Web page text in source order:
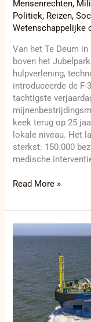
Mensenrechten,
Politiek, Reizen,
Wetenschappelijke
Van het Te Deum
boven het
hulpverlening,
introduceerde de F-
tachtigste
keek terug op 25
lokale niveau. Het
sterkst: 150.000
medische
Read More »
Vlaamse
blijft
zonder
zeesleper
ondanks
drie
noodincidenten